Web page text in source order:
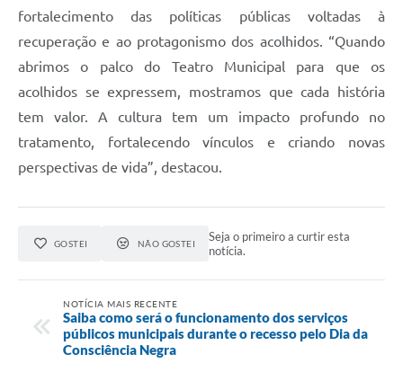
fortalecimento das políticas públicas voltadas à
recuperação e ao protagonismo dos acolhidos. “Quando
abrimos o palco do Teatro Municipal para que os
acolhidos se expressem, mostramos que cada história
tem valor. A cultura tem um impacto profundo no
tratamento, fortalecendo vínculos e criando novas
perspectivas de vida”, destacou.
GOSTEI NÃO GOSTEI
Seja o primeiro a curtir esta
notícia.
NOTÍCIA MAIS RECENTE
Saiba como será o funcionamento dos serviços
públicos municipais durante o recesso pelo Dia da
Consciência Negra